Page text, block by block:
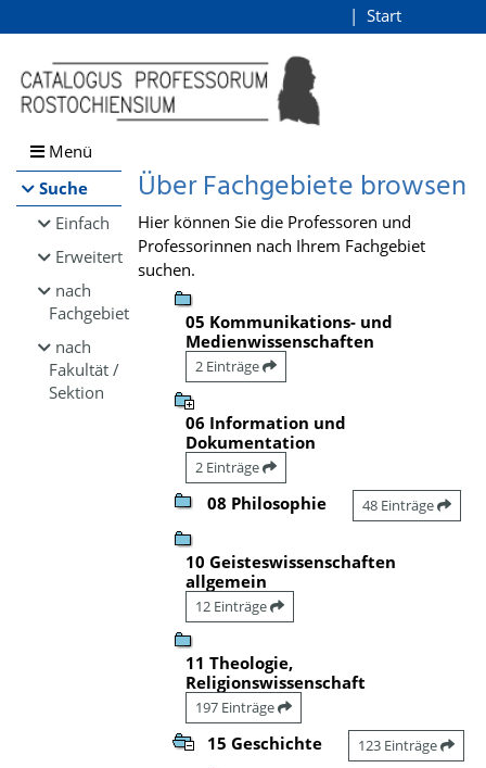
Browsen
direkt zum Inhalt
Start
Menü
Suche
Einfach
Erweitert
nach
Fachgebiet
nach
Fakultät /
Sektion
Über Fachgebiete browsen
Hier können Sie die Professoren und
Professorinnen nach Ihrem Fachgebiet
suchen.
05 Kommunikations- und
Medienwissenschaften
2 Einträge
06 Information und
Dokumentation
2 Einträge
08 Philosophie 48 Einträge
10 Geisteswissenschaften
allgemein
12 Einträge
11 Theologie,
Religionswissenschaft
197 Einträge
15 Geschichte 123 Einträge